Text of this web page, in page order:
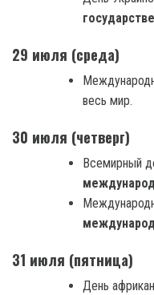
29 июля (среда)
весь мир.
30 июля (четверг)
Всемирный
31 июля (пятница)
День